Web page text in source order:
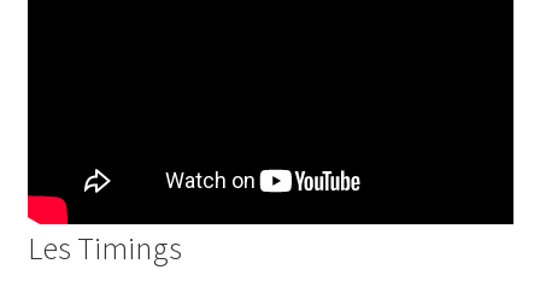
Les Timings